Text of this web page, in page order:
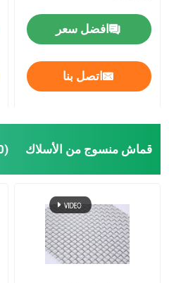
اتصل بنا
توسيع شبكة الأسلاك المعدنية
شبكة أسلاك معدنية مثقبة
قماش منسوج من الأسلاك
افضل سعر
اتصل بنا
قماش منسوج من الأسلاك (50)